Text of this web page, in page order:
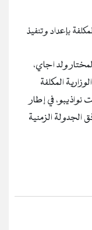
بإعداد وتنفيذ
ولد اجاي،
اللجنة الوزارية المكلفة
نواذيبو، في إطار
الجدولة الزمنية